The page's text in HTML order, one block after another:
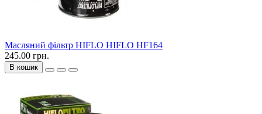
Масляний фільтр HIFLO HIFLO HF164
245.00 грн.
В кошик